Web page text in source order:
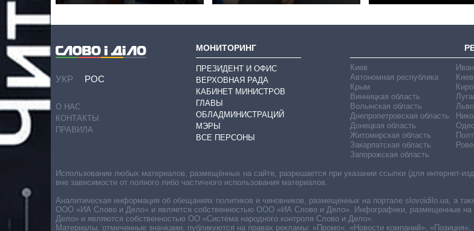
УКР РОС
О НАС
КОНТАКТЫ
ПРАВИЛА
МОНИТОРИНГ
ПРЕЗИДЕНТ И ОФИС
ВЕРХОВНАЯ РАДА
КАБИНЕТ МИНИСТРОВ
ГЛАВЫ
ОБЛАДМИНИСТРАЦИЙ
МЭРЫ
ВСЕ ПЕРСОНЫ
Киев
Автономная республика
Крым
Винницкая область
Волынская область
Днепропетровская область
Донецкая область
Житомирская область
Закарпатская область
Запорожская область
Использование любых материалов, размещённых на сайте, разрешается при указании ссылки (для интернет-
вне зависимости от полного либо частичного использования материалов.
Аналитическая информация об обещаниях политиков и чиновников, размещенных на портале slovoidilo.ua, а
ООО «ИА Слово и Дело» и является собственностью ООО «ИА Слово и Дело». Инфографики, размещенные на
Дело» и являются собственностью ОО «Система народного контроля Слово и Дело».
Материалы, отмеченные значками, публикуются на правах рекламы: «Промо», «Новости компаний»,